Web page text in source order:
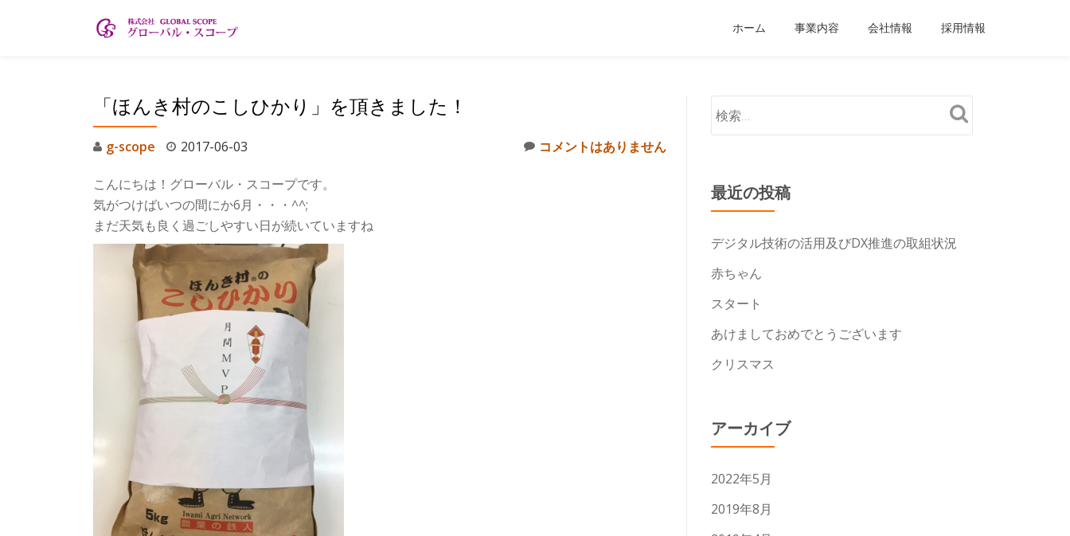
ホーム 事業内容 会社情報 採用情報
「ほんき村のこしひかり」を頂きました！
g-scope 2017-06-03 コメントはありません
こんにちは！グローバル・スコープです。
気がつけばいつの間にか6月・・・^^;
まだ天気も良く過ごしやすい日が続いていますね
最近の投稿
デジタル技術の活用及びDX推進の取組状況
赤ちゃん
スタート
あけましておめでとうございます
クリスマス
アーカイブ
2022年5月
2019年8月